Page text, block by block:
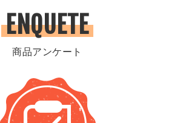
ENQUETE
商品アンケート